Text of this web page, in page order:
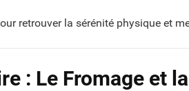
retrouver la sérénité physique et
: Le Fromage et